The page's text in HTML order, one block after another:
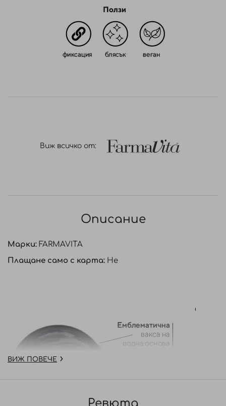
Виж всичко от:
Описание
Марки: FARMAVITA
Плащане само с карта: Не
ВИЖ ПОВЕЧЕ
Ревюта